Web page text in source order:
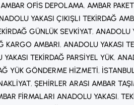
AMBAR OFIS DEPOLAMA, AMBAR
YAKASI ÇIKIŞLI TEKIRDAĞ
GÜNLÜK SEVKIYAT, ANADOLU
KARGO AMBARI, ANADOLU YAKASI
YAKASI TEKIRDAĞ PARSIYEL YÜK,
YÜK GÖNDERME HIZMETI,
, ŞEHIRLER ARASI AMBAR
FIRMALARI ANADOLU YAKASI,